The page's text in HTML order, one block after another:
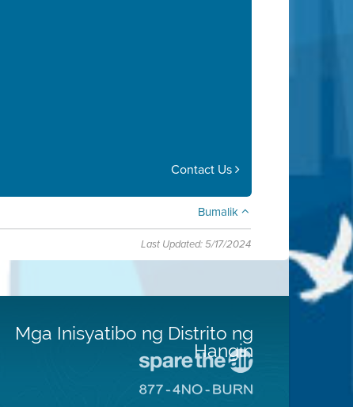
Contact Us
Bumalik
Last Updated: 5/17/2024
Mga Inisyatibo ng Distrito ng
Hangin
sa